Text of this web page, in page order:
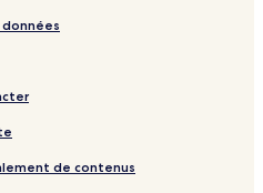
de contenus